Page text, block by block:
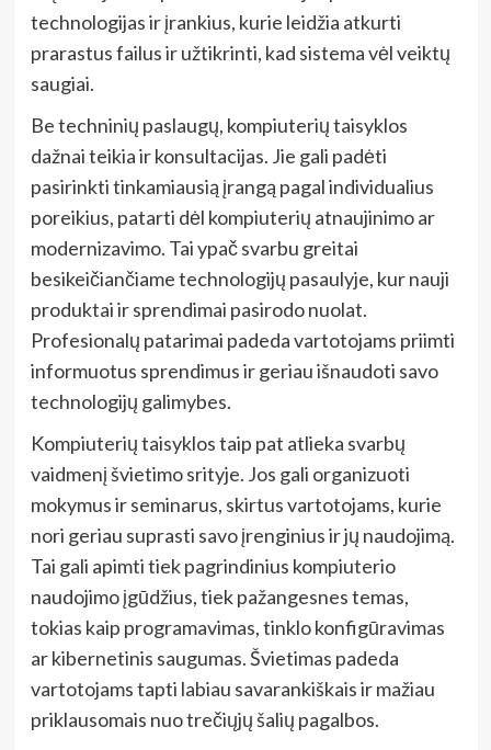
technologijas ir įrankius, kurie leidžia atkurti
prarastus failus ir užtikrinti, kad sistema vėl veiktų
saugiai.
Be techninių paslaugų, kompiuterių taisyklos
dažnai teikia ir konsultacijas. Jie gali padėti
pasirinkti tinkamiausią įrangą pagal individualius
poreikius, patarti dėl kompiuterių atnaujinimo ar
modernizavimo. Tai ypač svarbu greitai
besikeičiančiame technologijų pasaulyje, kur nauji
produktai ir sprendimai pasirodo nuolat.
Profesionalų patarimai padeda vartotojams priimti
informuotus sprendimus ir geriau išnaudoti savo
technologijų galimybes.
Kompiuterių taisyklos taip pat atlieka svarbų
vaidmenį švietimo srityje. Jos gali organizuoti
mokymus ir seminarus, skirtus vartotojams, kurie
nori geriau suprasti savo įrenginius ir jų naudojimą.
Tai gali apimti tiek pagrindinius kompiuterio
naudojimo įgūdžius, tiek pažangesnes temas,
tokias kaip programavimas, tinklo konfigūravimas
ar kibernetinis saugumas. Švietimas padeda
vartotojams tapti labiau savarankiškais ir mažiau
priklausomais nuo trečiųjų šalių pagalbos.